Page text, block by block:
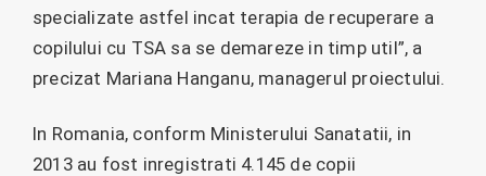
specializate astfel incat terapia de recuperare a
copilului cu TSA sa se demareze in timp util”, a
precizat Mariana Hanganu, managerul proiectului.
In Romania, conform Ministerului Sanatatii, in
2013 au fost inregistrati 4.145 de copii